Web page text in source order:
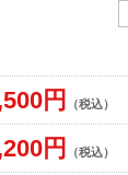
円 （税込）
円 （税込）